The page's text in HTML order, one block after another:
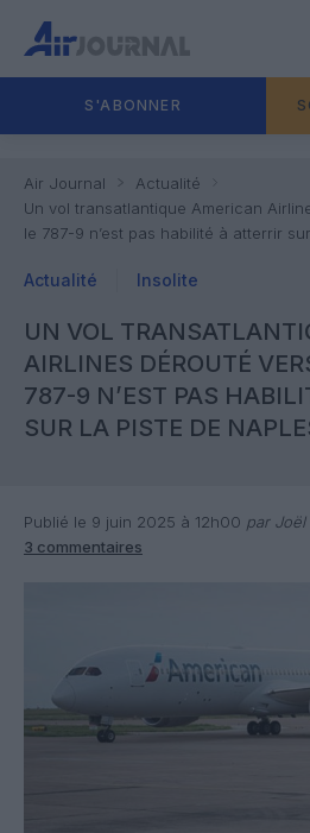
S'ABONNER
Air Journal
Actualité
Un vol transatlantique American
le 787-9 n’est pas habilité à atterrir
Actualité Insolite
UN VOL
AIRLINES DÉROUTÉ
787-9 N’EST PAS
SUR LA PISTE DE
Publié le 9 juin 2025 à 12h00 par Joël
3 commentaires